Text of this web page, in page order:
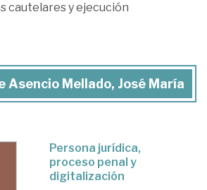
cautelares y ejecución
Asencio Mellado, José María
Persona jurídica,
proceso penal y
digitalización